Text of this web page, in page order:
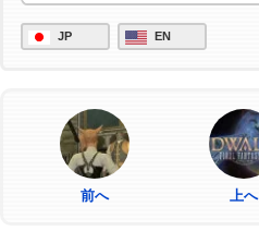
JP EN
前へ 上へ